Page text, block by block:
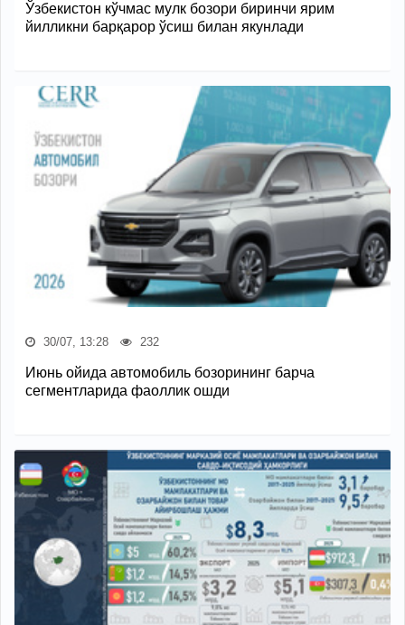
Ўзбекистон кўчмас мулк бозори биринчи ярим
йилликни барқарор ўсиш билан якунлади
30/07, 13:28 232
Июнь ойида автомобиль бозорининг барча
сегментларида фаоллик ошди